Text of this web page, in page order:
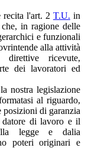
recita l'art. 2 T.U. in
in ragione delle
e funzionali
alla attività
direttive ricevute,
dei lavoratori ed
nostra legislazione
al riguardo,
di garanzia
datore di lavoro e il
legge e dalia
poteri originari e